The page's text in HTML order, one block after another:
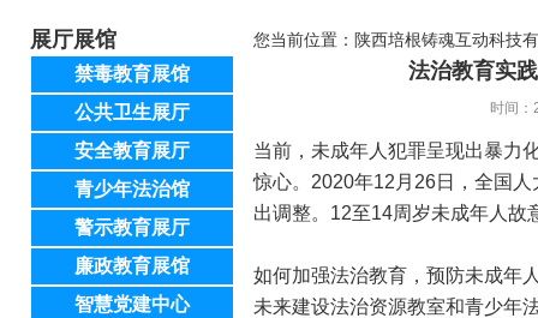
您当前位置： 陕西培根铸魂互动科技
展厅展馆
禁毒教育展馆
公共卫生展厅
安全教育展厅
青少年法治馆
警示教育展厅
廉政教育展馆
智慧党建中心
法治教育实
时间
当前，未成年人犯罪呈现出暴力
惊心。2020年12月26日，全国
出调整。12至14周岁未成年人故
如何加强法治教育，预防未成年
未来建设法治资源教室和青少年